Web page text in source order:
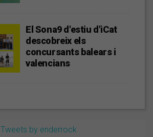
El Sona9 d'estiu d'iCat
descobreix els
concursants balears i
valencians
Tweets by enderrock